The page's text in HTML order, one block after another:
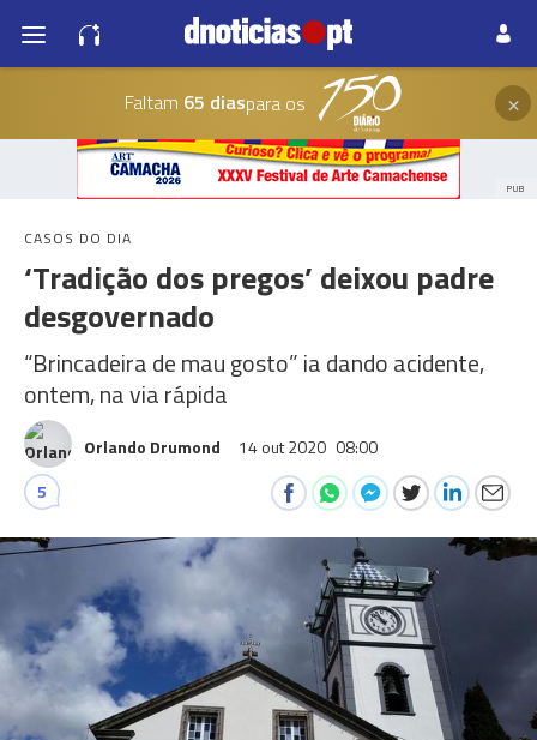
Faltam 65 diaspara os ×
PUB
CASOS DO DIA
‘Tradição dos pregos’ deixou padre
desgovernado
“Brincadeira de mau gosto” ia dando acidente,
ontem, na via rápida
Orlando Drumond 14 out 2020 08:00
5